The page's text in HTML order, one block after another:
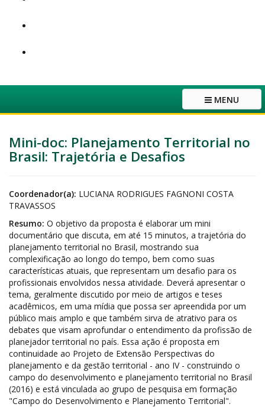
MENU
Mini-doc: Planejamento Territorial no
Brasil: Trajetória e Desafios
Coordenador(a): LUCIANA RODRIGUES FAGNONI COSTA
TRAVASSOS
Resumo: O objetivo da proposta é elaborar um mini
documentário que discuta, em até 15 minutos, a trajetória do
planejamento territorial no Brasil, mostrando sua
complexificação ao longo do tempo, bem como suas
características atuais, que representam um desafio para os
profissionais envolvidos nessa atividade. Deverá apresentar o
tema, geralmente discutido por meio de artigos e teses
acadêmicos, em uma mídia que possa ser apreendida por um
público mais amplo e que também sirva de atrativo para os
debates que visam aprofundar o entendimento da profissão de
planejador territorial no país. Essa ação é proposta em
continuidade ao Projeto de Extensão Perspectivas do
planejamento e da gestão territorial - ano IV - construindo o
campo do desenvolvimento e planejamento territorial no Brasil
(2016) e está vinculada ao grupo de pesquisa em formação
"Campo do Desenvolvimento e Planejamento Territorial".